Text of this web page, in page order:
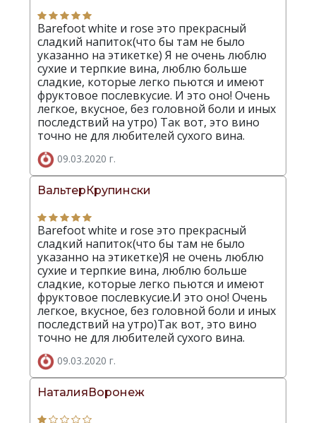
Barefoot white и rose это прекрасный
сладкий напиток(что бы там не было
указанно на этикетке) Я не очень люблю
сухие и терпкие вина, люблю больше
сладкие, которые легко пьются и имеют
фруктовое послевкусие. И это оно! Очень
легкое, вкусное, без головной боли и иных
последствий на утро) Так вот, это вино
точно не для любителей сухого вина.
09.03.2020 г.
ВальтерКрупински
Barefoot white и rose это прекрасный
сладкий напиток(что бы там не было
указанно на этикетке)Я не очень люблю
сухие и терпкие вина, люблю больше
сладкие, которые легко пьются и имеют
фруктовое послевкусие.И это оно! Очень
легкое, вкусное, без головной боли и иных
последствий на утро)Так вот, это вино
точно не для любителей сухого вина.
09.03.2020 г.
НаталияВоронеж